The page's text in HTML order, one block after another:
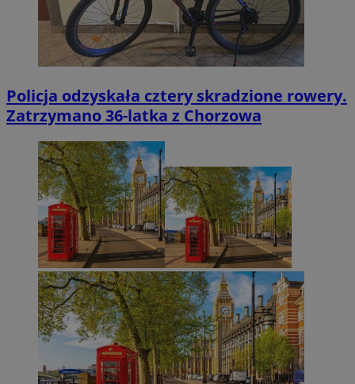
Policja odzyskała cztery skradzione rowery.
Zatrzymano 36-latka z Chorzowa